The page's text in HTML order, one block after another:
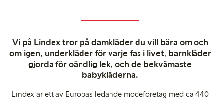
Vi på Lindex tror på damkläder du vill bära om och
om igen, underkläder för varje fas i livet, barnkläder
gjorda för oändlig lek, och de bekvämaste
babykläderna.
Lindex är ett av Europas ledande modeföretag med ca 440